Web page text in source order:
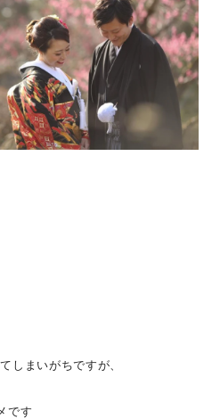
しまいがちですが、
です